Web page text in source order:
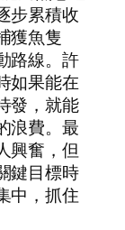
步累積收
獲魚隻
路線。許
如果能在
發，就能
浪費。最
興奮，但
鍵目標時
中，抓住